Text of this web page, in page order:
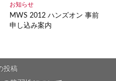
お知らせ
MWS 2012 ハンズオン 事前
申し込み案内
投稿